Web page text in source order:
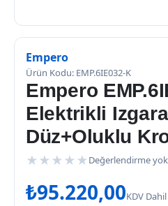
Empero
Ürün Kodu: EMP.6IE032-K
Empero
Elektrikli Izgara
Düz+Oluklu
★ ★ ★ ★ ★ Değerlendirme yok
₺95.220,00KDV Dahil